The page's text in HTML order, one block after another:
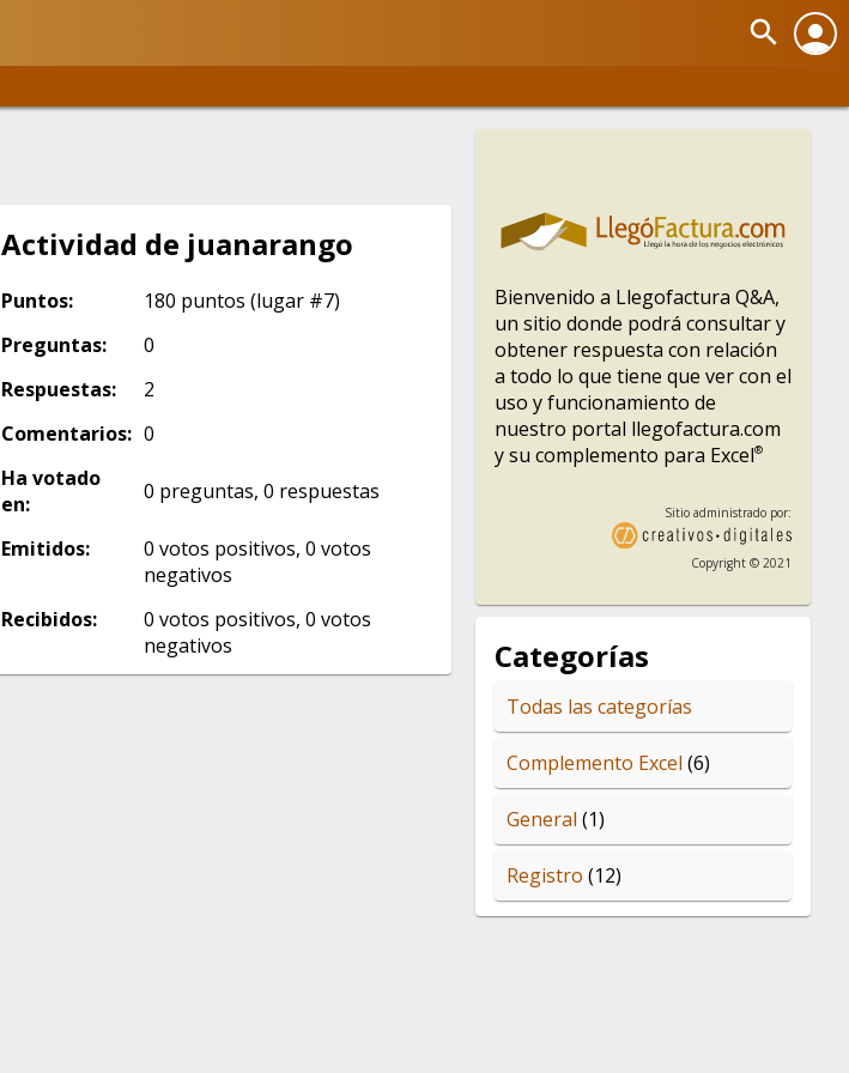
search person
Actividad de juanarango
Puntos: 180 puntos (lugar #7)
Preguntas:
0
Respuestas:
2
Comentarios: 0
Ha votado
en:
0 preguntas, 0 respuestas
Emitidos: 0 votos positivos, 0 votos
negativos
Recibidos:
0 votos positivos, 0 votos
negativos
Bienvenido a Llegofactura Q&A,
un sitio donde podrá consultar y
obtener respuesta con relación
a todo lo que tiene que ver con el
uso y funcionamiento de
nuestro portal llegofactura.com
y su complemento para Excel®
Sitio administrado por:
Copyright © 2021
Categorías
Todas las categorías
Complemento Excel (6)
General (1)
Registro (12)